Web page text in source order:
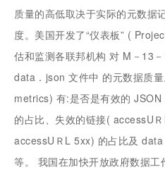
质量的高低取决于实际的元数据
度。美国开发了“仪表板” (
估和监测各联邦机构 对 M－13
data．json 文件中 的元数据质
metrics) 有:是否是有效的
的占比、失效的链接( accessU
accessUＲL 5xx) 的占比及
等。 我国在加快开放政府数据工